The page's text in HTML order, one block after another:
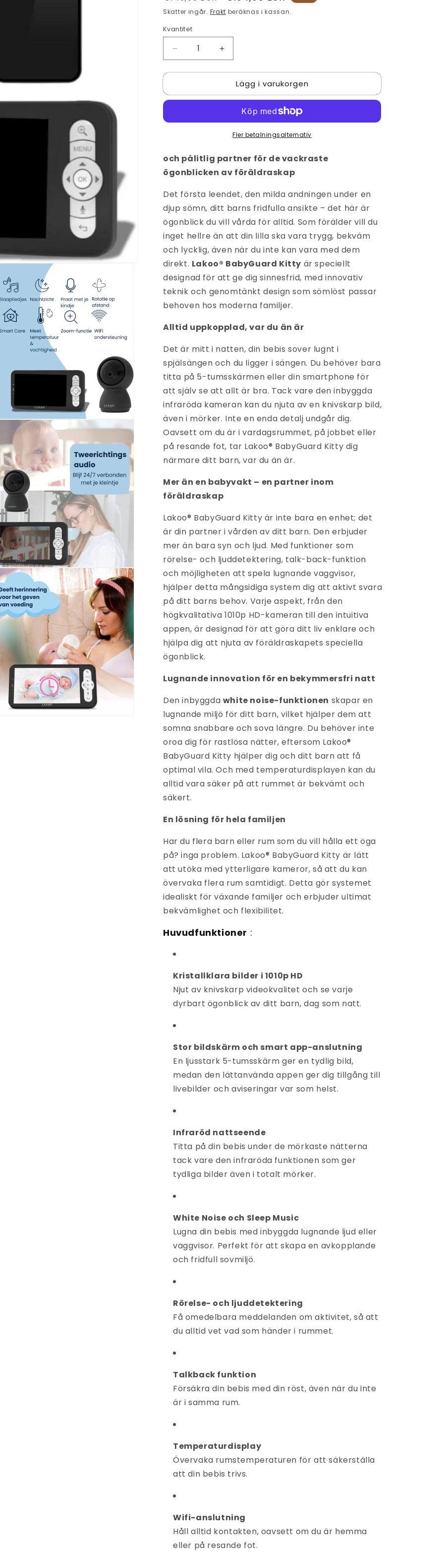
pris
Skatter ingår. Frakt beräknas i kassan.
Kvantitet
Minska
kvantitet
för
Kitty
kamera
Öka
kvantitet
för
Lakoo
Kitty
kamera
och
Lägg i varukorgen
Fler betalningsalternativ
och pålitlig partner för de vackraste
ögonblicken av föräldraskap
Det första leendet, den milda andningen under en
djup sömn, ditt barns fridfulla ansikte – det här är
ögonblick du vill vårda för alltid. Som förälder vill du
inget hellre än att din lilla ska vara trygg, bekväm
och lycklig, även när du inte kan vara med dem
direkt. Lakoo® BabyGuard Kitty är speciellt
designad för att ge dig sinnesfrid, med innovativ
teknik och genomtänkt design som sömlöst passar
behoven hos moderna familjer.
Alltid uppkopplad, var du än är
Det är mitt i natten, din bebis sover lugnt i
spjälsängen och du ligger i sängen. Du behöver bara
titta på 5-tumsskärmen eller din smartphone för
att själv se att allt är bra. Tack vare den inbyggda
infraröda kameran kan du njuta av en knivskarp bild,
även i mörker. Inte en enda detalj undgår dig.
Oavsett om du är i vardagsrummet, på jobbet eller
på resande fot, tar Lakoo® BabyGuard Kitty dig
närmare ditt barn, var du än är.
Mer än en babyvakt – en partner inom
föräldraskap
Lakoo® BabyGuard Kitty är inte bara en enhet; det
är din partner i vården av ditt barn. Den erbjuder
mer än bara syn och ljud. Med funktioner som
rörelse- och ljuddetektering, talk-back-funktion
och möjligheten att spela lugnande vaggvisor,
hjälper detta mångsidiga system dig att aktivt svara
på ditt barns behov. Varje aspekt, från den
högkvalitativa 1010p HD-kameran till den intuitiva
appen, är designad för att göra ditt liv enklare och
hjälpa dig att njuta av föräldraskapets speciella
ögonblick.
Lugnande innovation för en bekymmersfri natt
Den inbyggda white noise-funktionen skapar en
lugnande miljö för ditt barn, vilket hjälper dem att
somna snabbare och sova längre. Du behöver inte
oroa dig för rastlösa nätter, eftersom Lakoo®
BabyGuard Kitty hjälper dig och ditt barn att få
optimal vila. Och med temperaturdisplayen kan du
alltid vara säker på att rummet är bekvämt och
säkert.
En lösning för hela familjen
Har du flera barn eller rum som du vill hålla ett öga
på? inga problem. Lakoo® BabyGuard Kitty är lätt
att utöka med ytterligare kameror, så att du kan
övervaka flera rum samtidigt. Detta gör systemet
idealiskt för växande familjer och erbjuder ultimat
bekvämlighet och flexibilitet.
Huvudfunktioner :
Kristallklara bilder i 1010p HD
Njut av knivskarp videokvalitet och se varje
dyrbart ögonblick av ditt barn, dag som natt.
Stor bildskärm och smart app-anslutning
En ljusstark 5-tumsskärm ger en tydlig bild,
medan den lättanvända appen ger dig tillgång till
livebilder och aviseringar var som helst.
Infraröd nattseende
Titta på din bebis under de mörkaste nätterna
tack vare den infraröda funktionen som ger
tydliga bilder även i totalt mörker.
White Noise och Sleep Music
Lugna din bebis med inbyggda lugnande ljud eller
vaggvisor. Perfekt för att skapa en avkopplande
och fridfull sovmiljö.
Rörelse- och ljuddetektering
Få omedelbara meddelanden om aktivitet, så att
du alltid vet vad som händer i rummet.
Talkback funktion
Försäkra din bebis med din röst, även när du inte
är i samma rum.
Temperaturdisplay
Övervaka rumstemperaturen för att säkerställa
att din bebis trivs.
Wifi-anslutning
Håll alltid kontakten, oavsett om du är hemma
eller på resande fot.